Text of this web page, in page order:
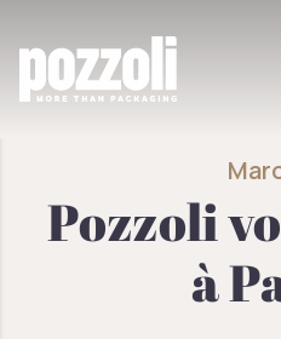
POZZOLI SPA> MARCHÉ
Pozzoli
à